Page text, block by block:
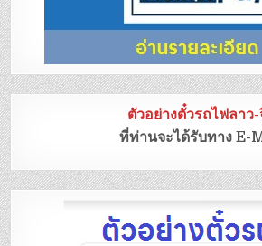
ตัวอย่างตั๋วรถไฟลาว
ที่ท่านจะได้รับทาง E-